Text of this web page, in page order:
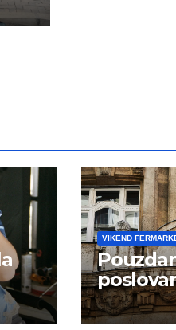
VIKEND